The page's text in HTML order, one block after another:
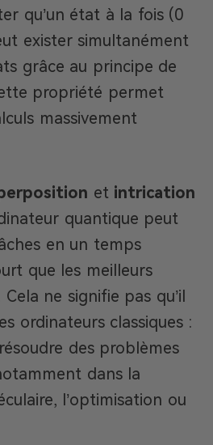
qu’un état à la fois (0
exister simultanément
grâce au principe de
propriété permet
massivement
et intrication
quantique peut
en un temps
que les meilleurs
ne signifie pas qu’il
ordinateurs classiques :
des problèmes
dans la
l’optimisation ou